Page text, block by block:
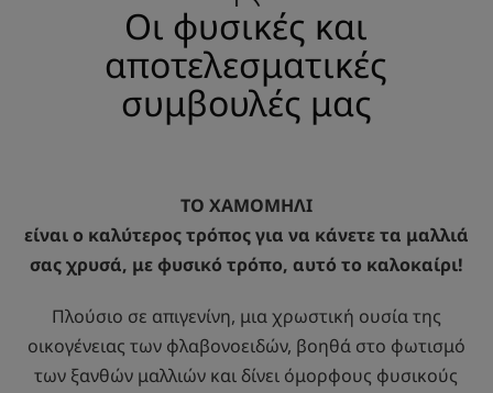
Οι φυσικές και
αποτελεσματικές
συμβουλές μας
ΤΟ ΧΑΜΟΜΗΛΙ
είναι ο καλύτερος τρόπος για να κάνετε τα μαλλιά
σας χρυσά, με φυσικό τρόπο, αυτό το καλοκαίρι!
Πλούσιο σε απιγενίνη, μια χρωστική ουσία της
οικογένειας των φλαβονοειδών, βοηθά στο φωτισμό
των ξανθών μαλλιών και δίνει όμορφους φυσικούς